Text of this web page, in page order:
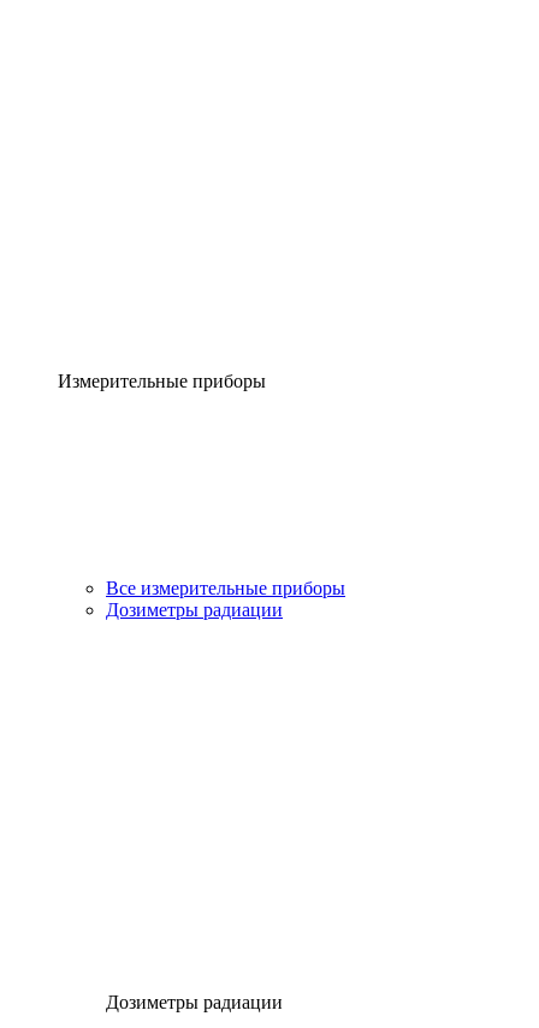
Измерительные приборы
Все измерительные приборы
Дозиметры радиации
Дозиметры радиации